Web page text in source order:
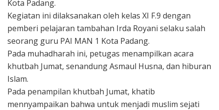
Kota Padang.
Kegiatan ini dilaksanakan oleh kelas XI F.9 dengan
pemberi pelajaran tambahan Irda Royani selaku salah
seorang guru PAI MAN 1 Kota Padang.
Pada muhadharah ini, petugas menampilkan acara
khutbah Jumat, senandung Asmaul Husna, dan hiburan
Islam.
Pada penampilan khutbah Jumat, khatib
mennyampaikan bahwa untuk menjadi muslim sejati